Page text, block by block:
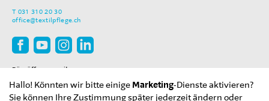
T 031 310 20 30
office@textilpflege.ch
Büroöffnungszeiten
08.00–12.00 Uhr
13.30–17.00 Uhr
Hallo! Könnten wir bitte einige Marketing-Dienste aktivieren?
Sie können Ihre Zustimmung später jederzeit ändern oder